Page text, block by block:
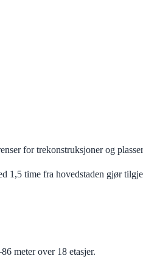
for trekonstruksjoner og
1,5 time fra hovedstaden gjør
meter over 18 etasjer.